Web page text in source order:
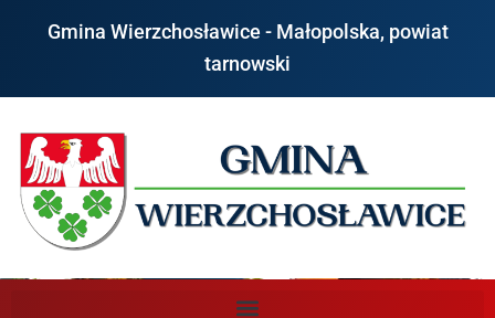
Gmina Wierzchosławice - Małopolska, powiat
tarnowski